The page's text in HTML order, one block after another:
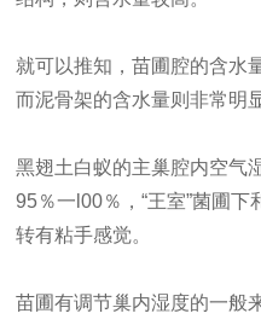
就可以推知，苗圃腔的含水
而泥骨架的含水量则非常明
黑翅土白蚁的主巢腔内空气
95％一l00％，“王室”菌圃
转有粘手感觉。
苗圃有调节巢内湿度的一般